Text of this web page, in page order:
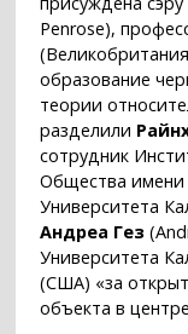
Penrose),
образование
теории
разделили
сотрудник
Общества имени
Университета
Андреа Гез
Университета
(США) «за
объекта в